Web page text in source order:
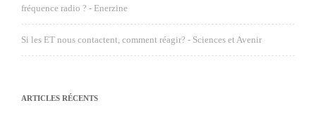
fréquence radio ? - Enerzine
Si les ET nous contactent, comment réagir? - Sciences et Avenir
ARTICLES RÉCENTS